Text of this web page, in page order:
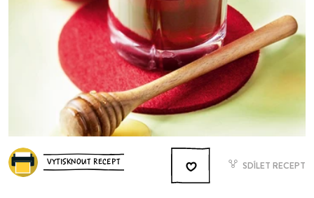
VYTISKNOUT RECEPT SDÍLET RECEPT